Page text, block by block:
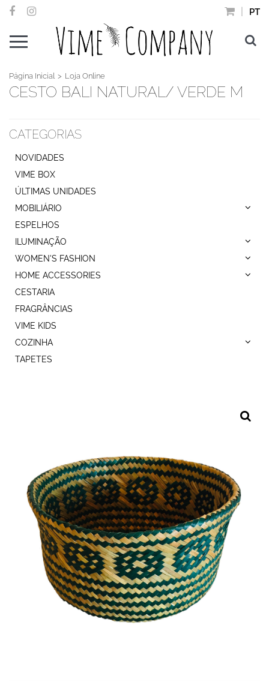
PT
Página Inicial Loja Online
CESTO BALI NATURAL/ VERDE M
CATEGORIAS
NOVIDADES
VIME BOX
ÚLTIMAS UNIDADES
MOBILIÁRIO
ESPELHOS
ILUMINAÇÃO
WOMEN'S FASHION
HOME ACCESSORIES
CESTARIA
FRAGRÂNCIAS
VIME KIDS
COZINHA
TAPETES